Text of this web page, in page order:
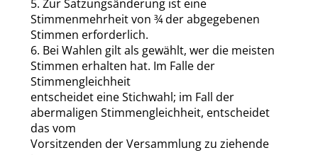
5. Zur Satzungsänderung ist eine
Stimmenmehrheit von ¾ der abgegebenen
Stimmen erforderlich.
6. Bei Wahlen gilt als gewählt, wer die meisten
Stimmen erhalten hat. Im Falle der
Stimmengleichheit
entscheidet eine Stichwahl; im Fall der
abermaligen Stimmengleichheit, entscheidet
das vom
Vorsitzenden der Versammlung zu ziehende